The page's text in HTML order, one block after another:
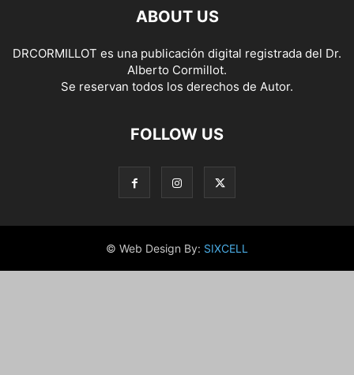
ABOUT US
DRCORMILLOT es una publicación digital registrada del Dr.
Alberto Cormillot.
Se reservan todos los derechos de Autor.
FOLLOW US
© Web Design By: SIXCELL